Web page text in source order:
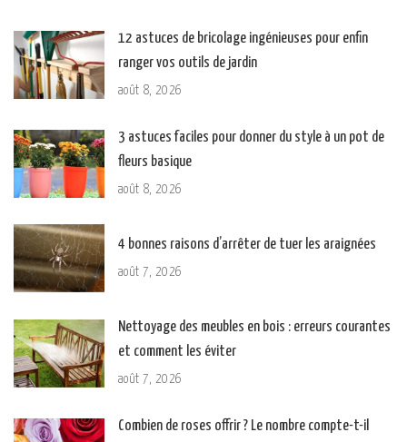
12 astuces de bricolage ingénieuses pour enfin
ranger vos outils de jardin
août 8, 2026
3 astuces faciles pour donner du style à un pot de
fleurs basique
août 8, 2026
4 bonnes raisons d’arrêter de tuer les araignées
août 7, 2026
Nettoyage des meubles en bois : erreurs courantes
et comment les éviter
août 7, 2026
Combien de roses offrir ? Le nombre compte-t-il